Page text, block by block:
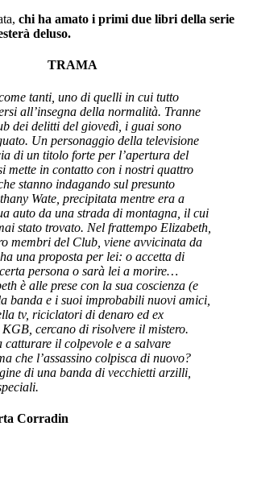
chi ha amato i primi due libri della serie
deluso.
TRAMA
tanti, uno di quelli in cui tutto
all’insegna della normalità. Tranne
dei delitti del giovedì, i guai sono
Un personaggio della televisione
di un titolo forte per l’apertura del
mette in contatto con i nostri quattro
stanno indagando sul presunto
Wate, precipitata mentre era a
auto da una strada di montagna, il cui
stato trovato. Nel frattempo Elizabeth,
membri del Club, viene avvicinata da
una proposta per lei: o accetta di
persona o sarà lei a morire…
è alle prese con la sua coscienza (e
banda e i suoi improbabili nuovi amici,
tv, riciclatori di denaro ed ex
cercano di risolvere il mistero.
catturare il colpevole e a salvare
che l’assassino colpisca di nuovo?
di una banda di vecchietti arzilli,
Corradin